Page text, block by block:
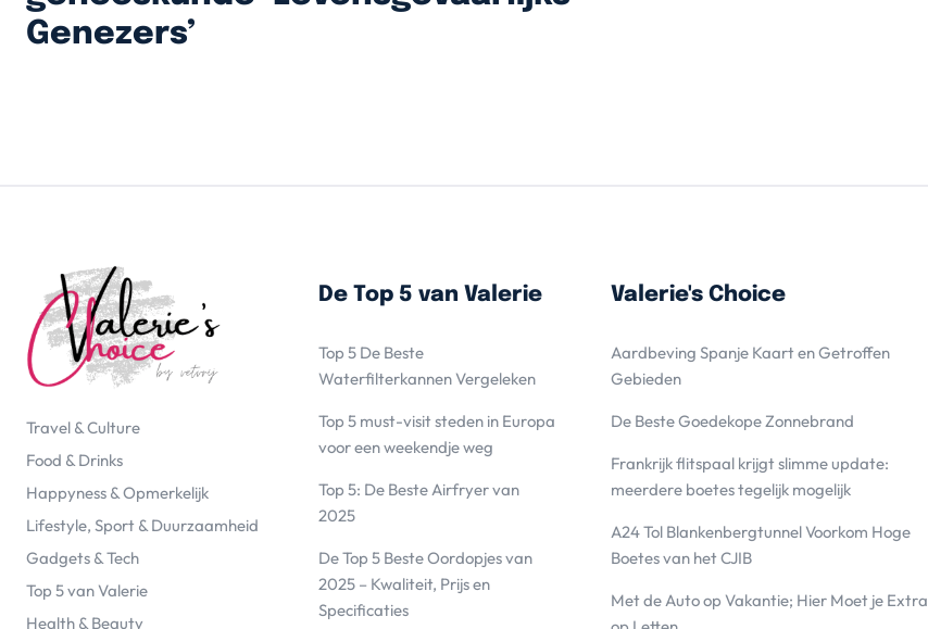
Genezers’
Travel & Culture
Food & Drinks
Happyness & Opmerkelijk
Lifestyle, Sport & Duurzaamheid
Gadgets & Tech
Top 5 van Valerie
Health & Beauty
De Top 5 van Valerie
Top 5 De Beste
Waterfilterkannen Vergeleken
Top 5 must-visit steden in Europa
voor een weekendje weg
Top 5: De Beste Airfryer van
2025
De Top 5 Beste Oordopjes van
2025 – Kwaliteit, Prijs en
Specificaties
Valerie's Choice
Aardbeving Spanje Kaart en Getroffen
Gebieden
De Beste Goedekope Zonnebrand
Frankrijk flitspaal krijgt slimme update:
meerdere boetes tegelijk mogelijk
A24 Tol Blankenbergtunnel Voorkom Hoge
Boetes van het CJIB
Met de Auto op Vakantie; Hier Moet je Extra